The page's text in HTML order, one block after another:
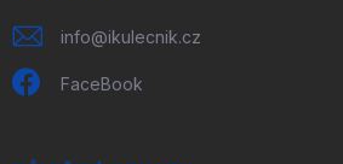
info@ikulecnik.cz
FaceBook